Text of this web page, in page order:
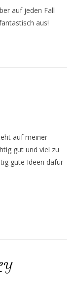
auf jeden Fall
aus!
auf meiner
gut und viel zu
gute Ideen dafür